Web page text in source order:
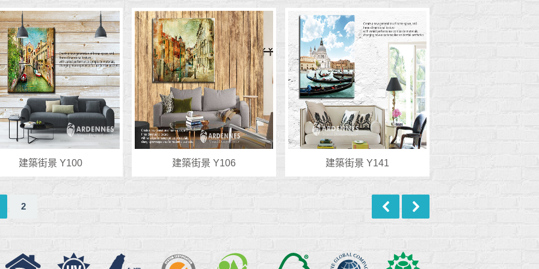
建築街景 Y100 建築街景 Y106 建築街景 Y141
2